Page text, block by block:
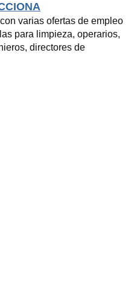
varias ofertas de empleo
para limpieza, operarios,
directores de